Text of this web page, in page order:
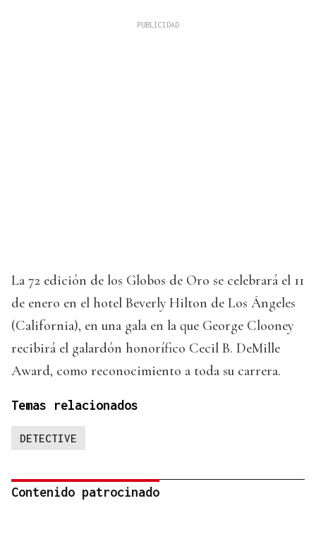
La 72 edición de los Globos de Oro se celebrará el 11
de enero en el hotel Beverly Hilton de Los Ángeles
(California), en una gala en la que George Clooney
recibirá el galardón honorífico Cecil B. DeMille
Award, como reconocimiento a toda su carrera.
Temas relacionados
DETECTIVE
Contenido patrocinado